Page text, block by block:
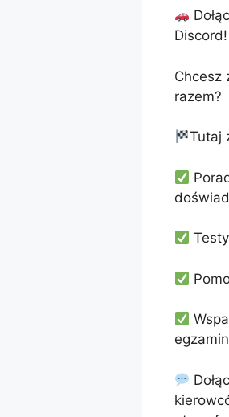
Discord!
Chcesz
razem?
Tutaj